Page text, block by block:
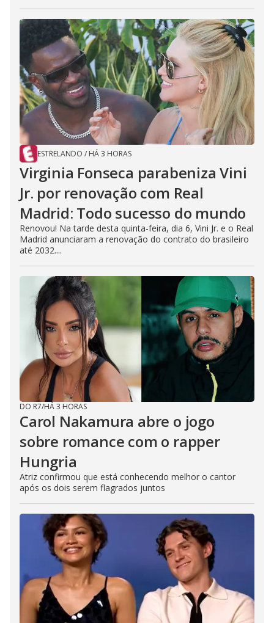
ESTRELANDO / HÁ 3 HORAS
Virginia Fonseca parabeniza Vini
Jr. por renovação com Real
Madrid: Todo sucesso do mundo
Renovou! Na tarde desta quinta-feira, dia 6, Vini Jr. e o Real
Madrid anunciaram a renovação do contrato do brasileiro
até 2032....
DO R7/HÁ 3 HORAS
Carol Nakamura abre o jogo
sobre romance com o rapper
Hungria
Atriz confirmou que está conhecendo melhor o cantor
após os dois serem flagrados juntos